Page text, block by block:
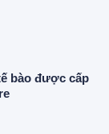
bào được cấp